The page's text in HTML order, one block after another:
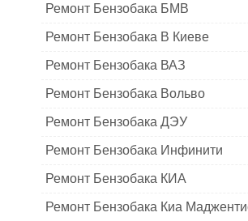
Ремонт Бензобака БМВ
Ремонт Бензобака В Киеве
Ремонт Бензобака ВАЗ
Ремонт Бензобака Вольво
Ремонт Бензобака ДЭУ
Ремонт Бензобака Инфинити
Ремонт Бензобака КИА
Ремонт Бензобака Киа